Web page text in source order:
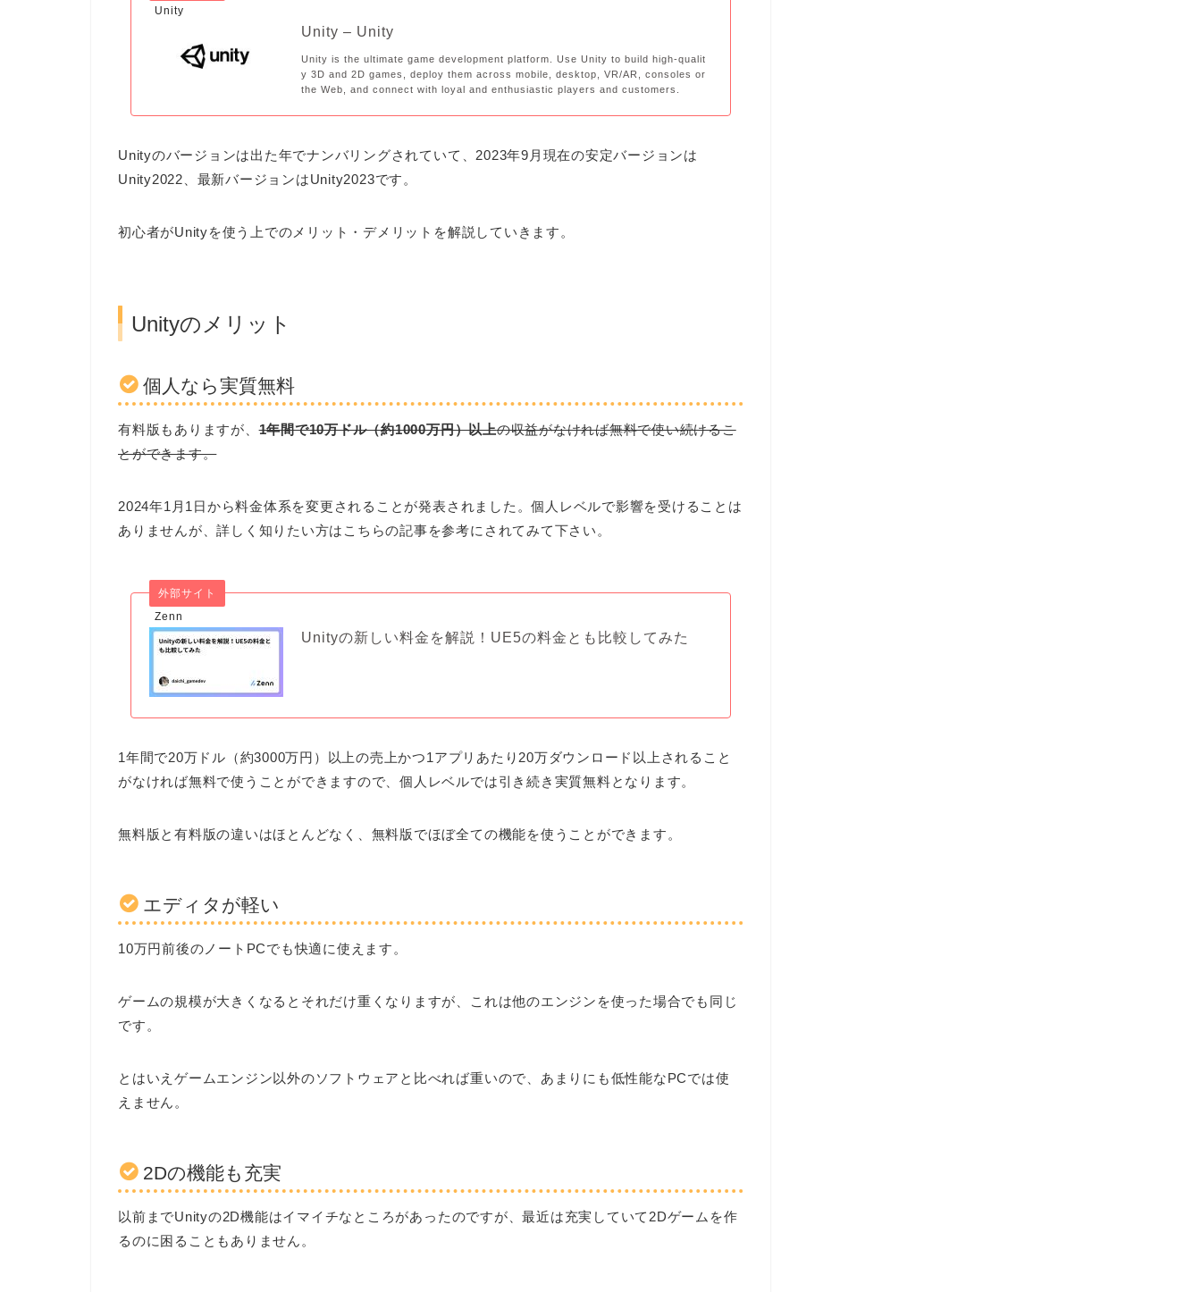
Unity
Unity – Unity
Unity is the ultimate game development platform. Use Unity to build high-qualit
y 3D and 2D games, deploy them across mobile, desktop, VR/AR, consoles or
the Web, and connect with loyal and enthusiastic players and customers.
Unityのバージョンは出た年でナンバリングされていて、2023年9月現在の安定バージョンは
Unity2022、最新バージョンはUnity2023です。
初心者がUnityを使う上でのメリット・デメリットを解説していきます。
Unityのメリット
個人なら実質無料
有料版もありますが、1年間で10万ドル（約1000万円）以上の収益がなければ無料で使い続けるこ
とができます。
2024年1月1日から料金体系を変更されることが発表されました。個人レベルで影響を受けることは
ありませんが、詳しく知りたい方はこちらの記事を参考にされてみて下さい。
Zenn
外部サイト
Unityの新しい料金を解説！UE5の料金とも比較してみた
1年間で20万ドル（約3000万円）以上の売上かつ1アプリあたり20万ダウンロード以上されること
がなければ無料で使うことができますので、個人レベルでは引き続き実質無料となります。
無料版と有料版の違いはほとんどなく、無料版でほぼ全ての機能を使うことができます。
エディタが軽い
10万円前後のノートPCでも快適に使えます。
ゲームの規模が大きくなるとそれだけ重くなりますが、これは他のエンジンを使った場合でも同じ
です。
とはいえゲームエンジン以外のソフトウェアと比べれば重いので、あまりにも低性能なPCでは使
えません。
2Dの機能も充実
以前までUnityの2D機能はイマイチなところがあったのですが、最近は充実していて2Dゲームを作
るのに困ることもありません。